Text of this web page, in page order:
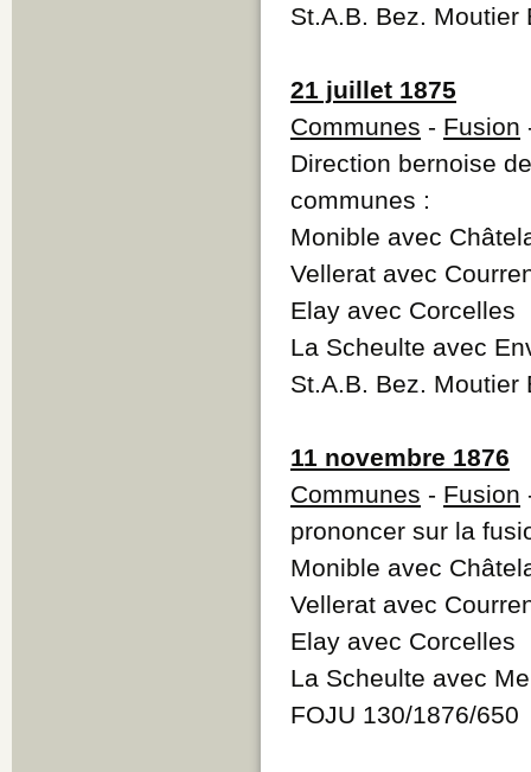
St.A.B. Bez.
21 juillet 1875
Communes - Fusion
Direction bernoise
communes :
Monible avec
Vellerat avec
Elay avec Corcelles
La Scheulte avec
St.A.B. Bez. Moutier
11 novembre 1876
Communes - Fusion
prononcer sur la
Monible avec
Vellerat avec
Elay avec Corcelles
La Scheulte avec
FOJU 130/1876/650